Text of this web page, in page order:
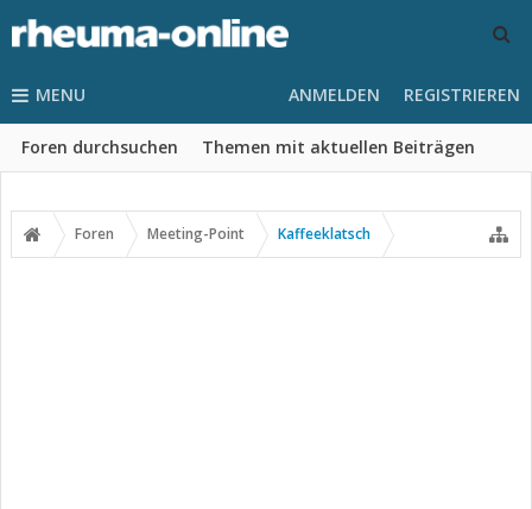
MENU
Foren durchsuchen Themen mit aktuellen Beiträgen
ANMELDEN REGISTRIEREN
Foren Meeting-Point Kaffeeklatsch